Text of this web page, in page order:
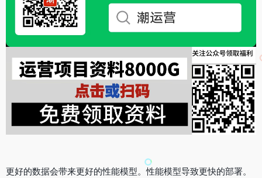
更好的数据会带来更好的性能模型。性能模型导致更快的部署。